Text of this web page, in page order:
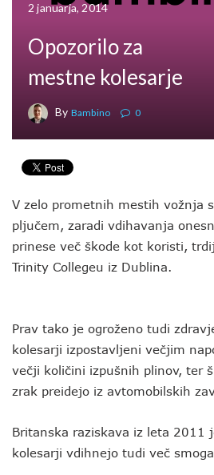
2 januarja, 2014
Opozorilo za
mestne kolesarje
By Bambino 0
V zelo prometnih mestih vožnja
pljučem, zaradi vdihavanja
prinese več škode kot koristi,
Trinity Collegeu iz Dublina.
Prav tako je ogroženo tudi
kolesarji izpostavljeni večjim
večji količini izpušnih plinov, ter
zrak preidejo iz avtomobilskih
Britanska raziskava iz leta 2011
kolesarji vdihnejo tudi več